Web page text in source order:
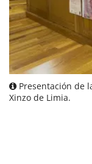
Presentación de
Xinzo de Limia.